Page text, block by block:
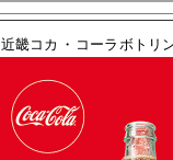
近畿コカ ・ コーラボトリ